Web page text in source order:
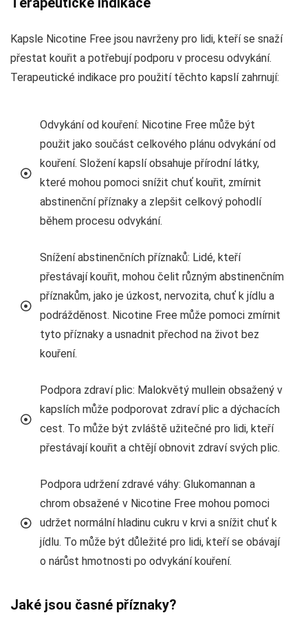
Kapsle Nicotine Free jsou navrženy pro lidi, kteří se snaží
přestat kouřit a potřebují podporu v procesu odvykání.
Terapeutické indikace pro použití těchto kapslí zahrnují:
Odvykání od kouření: Nicotine Free může být
použit jako součást celkového plánu odvykání od
kouření. Složení kapslí obsahuje přírodní látky,
které mohou pomoci snížit chuť kouřit, zmírnit
abstinenční příznaky a zlepšit celkový pohodlí
během procesu odvykání.
Snížení abstinenčních příznaků: Lidé, kteří
přestávají kouřit, mohou čelit různým abstinenčním
příznakům, jako je úzkost, nervozita, chuť k jídlu a
podrážděnost. Nicotine Free může pomoci zmírnit
tyto příznaky a usnadnit přechod na život bez
kouření.
Podpora zdraví plic: Malokvětý mullein obsažený v
kapslích může podporovat zdraví plic a dýchacích
cest. To může být zvláště užitečné pro lidi, kteří
přestávají kouřit a chtějí obnovit zdraví svých plic.
Podpora udržení zdravé váhy: Glukomannan a
chrom obsažené v Nicotine Free mohou pomoci
udržet normální hladinu cukru v krvi a snížit chuť k
jídlu. To může být důležité pro lidi, kteří se obávají
o nárůst hmotnosti po odvykání kouření.
Jaké jsou časné příznaky?